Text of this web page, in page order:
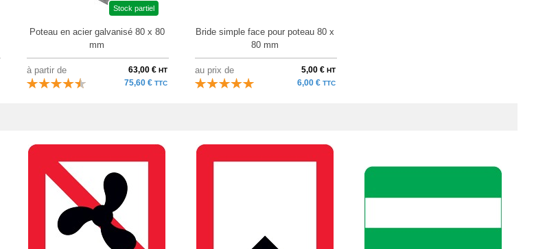
Stock partiel
Poteau en acier galvanisé 80 x 80
mm
à partir de 63,00 € HT
75,60 € TTC
Bride simple face pour poteau 80 x
80 mm
au prix de 5,00 € HT
6,00 € TTC